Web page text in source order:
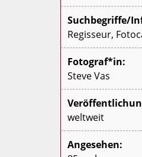
Suchbegriffe/
Regisseur,
Fotograf*in:
Steve Vas
weltweit
Angesehen: